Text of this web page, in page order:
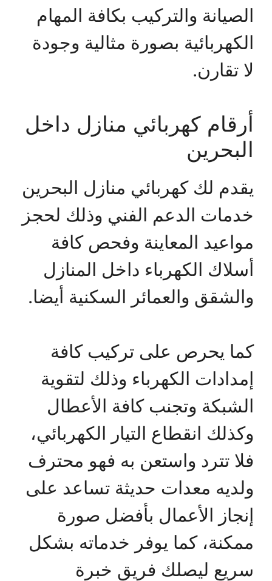
الصيانة والتركيب بكافة المهام
الكهربائية بصورة مثالية وجودة
لا تقارن.
أرقام كهربائي منازل داخل
البحرين
يقدم لك كهربائي منازل البحرين
خدمات الدعم الفني وذلك لحجز
مواعيد المعاينة وفحص كافة
أسلاك الكهرباء داخل المنازل
والشقق والعمائر السكنية أيضا.
كما يحرص على تركيب كافة
إمدادات الكهرباء وذلك لتقوية
الشبكة وتجنب كافة الأعطال
وكذلك انقطاع التيار الكهربائي،
فلا تترد واستعن به فهو محترف
ولديه معدات حديثة تساعد على
إنجاز الأعمال بأفضل صورة
ممكنة، كما يوفر خدماته بشكل
سريع ليصلك فريق خبرة